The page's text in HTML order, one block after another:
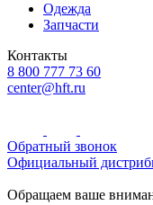
Одежда
Запчасти
Контакты
8 800 777 73 60
center@hft.ru
Обратный звонок
Официальный
Обращаем ваше